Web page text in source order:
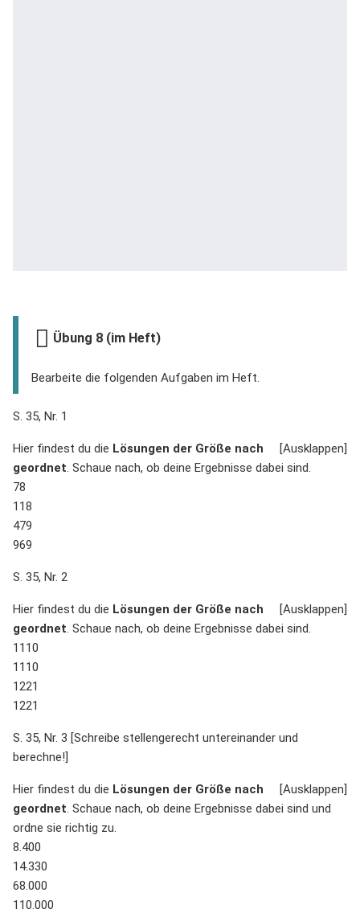
Übung 8 (im Heft)
Bearbeite die folgenden Aufgaben im Heft.
S. 35, Nr. 1
Hier findest du die Lösungen der Größe nach
geordnet. Schaue nach, ob deine Ergebnisse dabei sind.
78
118
479
969
S. 35, Nr. 2
Hier findest du die Lösungen der Größe nach
geordnet. Schaue nach, ob deine Ergebnisse dabei sind.
1110
1110
1221
1221
S. 35, Nr. 3 [Schreibe stellengerecht untereinander und
berechne!]
Hier findest du die Lösungen der Größe nach
geordnet. Schaue nach, ob deine Ergebnisse dabei sind und
ordne sie richtig zu.
8.400
14.330
68.000
110.000